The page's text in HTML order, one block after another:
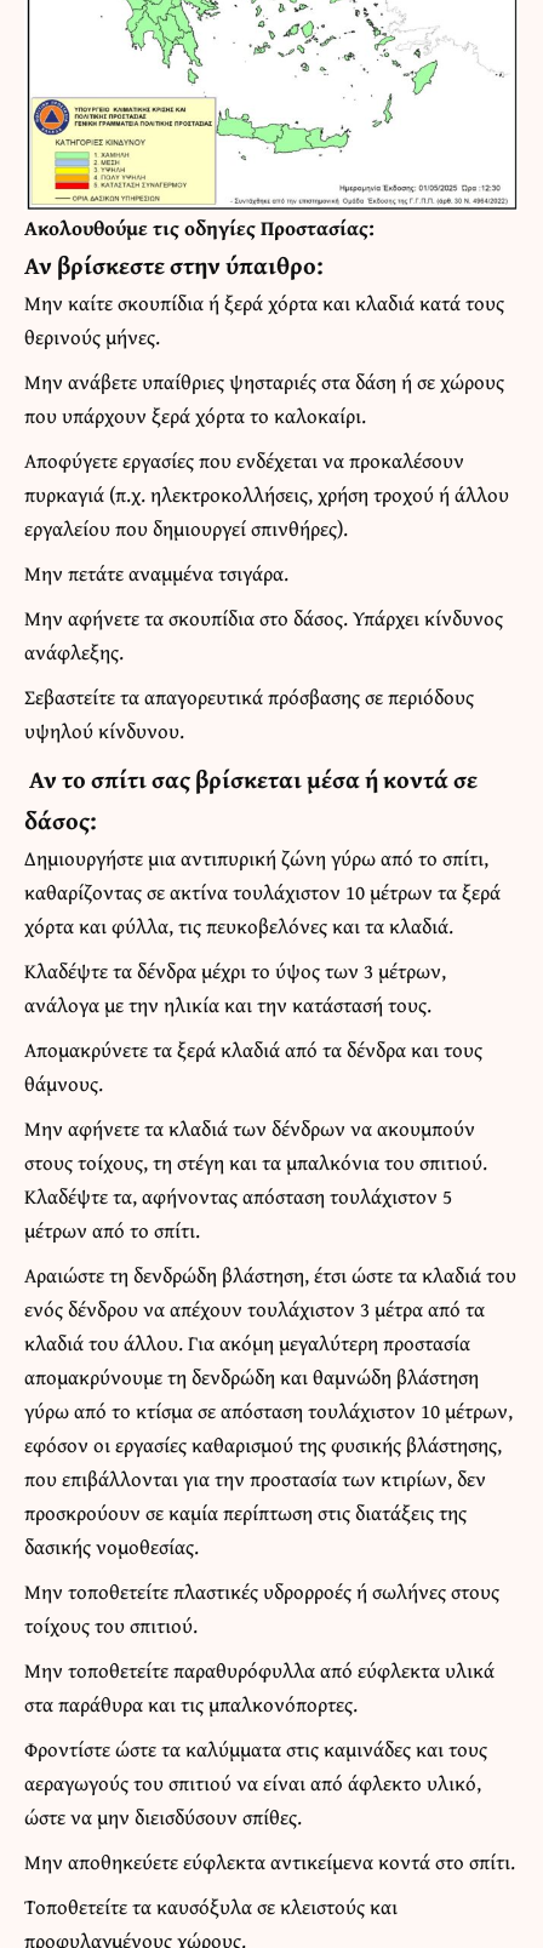
Ακολουθούμε τις οδηγίες Προστασίας:
Αν βρίσκεστε στην ύπαιθρο:
Μην καίτε σκουπίδια ή ξερά χόρτα και κλαδιά κατά τους
θερινούς μήνες.
Μην ανάβετε υπαίθριες ψησταριές στα δάση ή σε χώρους
που υπάρχουν ξερά χόρτα το καλοκαίρι.
Αποφύγετε εργασίες που ενδέχεται να προκαλέσουν
πυρκαγιά (π.χ. ηλεκτροκολλήσεις, χρήση τροχού ή άλλου
εργαλείου που δημιουργεί σπινθήρες).
Μην πετάτε αναμμένα τσιγάρα.
Μην αφήνετε τα σκουπίδια στο δάσος. Υπάρχει κίνδυνος
ανάφλεξης.
Σεβαστείτε τα απαγορευτικά πρόσβασης σε περιόδους
υψηλού κίνδυνου.
Αν το σπίτι σας βρίσκεται μέσα ή κοντά σε
δάσος:
Δημιουργήστε μια αντιπυρική ζώνη γύρω από το σπίτι,
καθαρίζοντας σε ακτίνα τουλάχιστον 10 μέτρων τα ξερά
χόρτα και φύλλα, τις πευκοβελόνες και τα κλαδιά.
Κλαδέψτε τα δένδρα μέχρι το ύψος των 3 μέτρων,
ανάλογα με την ηλικία και την κατάστασή τους.
Απομακρύνετε τα ξερά κλαδιά από τα δένδρα και τους
θάμνους.
Μην αφήνετε τα κλαδιά των δένδρων να ακουμπούν
στους τοίχους, τη στέγη και τα μπαλκόνια του σπιτιού.
Κλαδέψτε τα, αφήνοντας απόσταση τουλάχιστον 5
μέτρων από το σπίτι.
Αραιώστε τη δενδρώδη βλάστηση, έτσι ώστε τα κλαδιά του
ενός δένδρου να απέχουν τουλάχιστον 3 μέτρα από τα
κλαδιά του άλλου. Για ακόμη μεγαλύτερη προστασία
απομακρύνουμε τη δενδρώδη και θαμνώδη βλάστηση
γύρω από το κτίσμα σε απόσταση τουλάχιστον 10 μέτρων,
εφόσον οι εργασίες καθαρισμού της φυσικής βλάστησης,
που επιβάλλονται για την προστασία των κτιρίων, δεν
προσκρούουν σε καμία περίπτωση στις διατάξεις της
δασικής νομοθεσίας.
Μην τοποθετείτε πλαστικές υδρορροές ή σωλήνες στους
τοίχους του σπιτιού.
Μην τοποθετείτε παραθυρόφυλλα από εύφλεκτα υλικά
στα παράθυρα και τις μπαλκονόπορτες.
Φροντίστε ώστε τα καλύμματα στις καμινάδες και τους
αεραγωγούς του σπιτιού να είναι από άφλεκτο υλικό,
ώστε να μην διεισδύσουν σπίθες.
Μην αποθηκεύετε εύφλεκτα αντικείμενα κοντά στο σπίτι.
Τοποθετείτε τα καυσόξυλα σε κλειστούς και
προφυλαγμένους χώρους.